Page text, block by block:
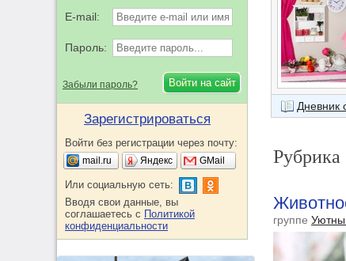
Дневник
группе
E-mail:
Пароль:
Забыли пароль?
Зарегистрироваться
Войти без регистрации через почту:
mail.ru Яндекс GMail
Или социальную сеть:
Вводя свои данные, вы
соглашаетесь с Политикой
конфиденциальности